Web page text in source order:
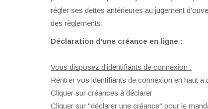
régler ses dettes antérieures au jugement
des règlements.
Déclaration d'une créance en ligne :
Vous disposez d'identifiants de connexion :
Rentrer vos identifiants de connexion en haut
Cliquer sur créances à déclarer
Cliquer sur "déclarer une créance" pour le